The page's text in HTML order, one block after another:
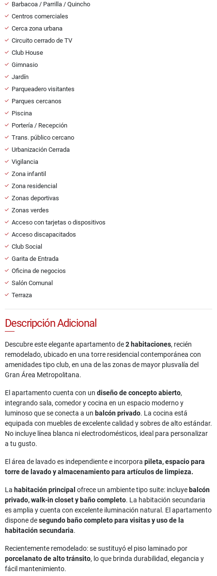
Barbacoa / Parrilla / Quincho
Centros comerciales
Cerca zona urbana
Circuito cerrado de TV
Club House
Gimnasio
Jardín
Parqueadero visitantes
Parques cercanos
Piscina
Portería / Recepción
Trans. público cercano
Urbanización Cerrada
Vigilancia
Zona infantil
Zona residencial
Zonas deportivas
Zonas verdes
Acceso con tarjetas o dispositivos
Acceso discapacitados
Club Social
Garita de Entrada
Oficina de negocios
Salón Comunal
Terraza
Descripción Adicional
Descubre este elegante apartamento de2 habitaciones, recién
remodelado, ubicado en una torre residencial contemporánea con
amenidades tipo club, en una de las zonas de mayor plusvalía del
Gran Área Metropolitana.
El apartamento cuenta con un diseño de concepto abierto,
integrando sala, comedor y cocina en un espacio moderno y
luminoso que se conecta a un balcón privado. La cocina está
equipada con muebles de excelente calidad y sobres de alto estándar.
No incluye línea blanca ni electrodomésticos, ideal para personalizar
a tu gusto.
El área de lavado es independiente e incorpora pileta, espacio para
torre de lavado y almacenamiento para artículos de limpieza.
La habitación principal ofrece un ambiente tipo suite: incluye balcón
privado, walk-in closet y baño completo. La habitación secundaria
es amplia y cuenta con excelente iluminación natural. El apartamento
dispone desegundo baño completo para visitas y uso de la
habitación secundaria.
Recientemente remodelado: se sustituyó el piso laminado por
porcelanato de alto tránsito, lo que brinda durabilidad, elegancia y
fácil mantenimiento.